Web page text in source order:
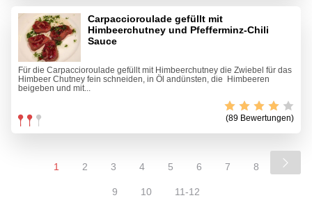
Carpaccioroulade gefüllt mit
Himbeerchutney und Pfefferminz-Chili
Sauce
Für die Carpaccioroulade gefüllt mit Himbeerchutney die Zwiebel für das
Himbeer Chutney fein schneiden, in Öl andünsten, die Himbeeren
beigeben und mit...
(89 Bewertungen)
1 2 3 4 5 6 7 8
9 10 11-12